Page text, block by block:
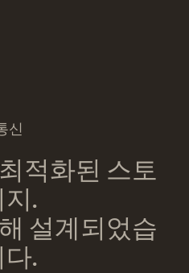
신
적화된 스토
지.
설계되었습
다.